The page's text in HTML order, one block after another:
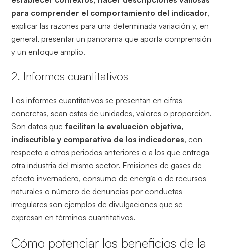
para comprender el comportamiento del indicador,
explicar las razones para una determinada variación y, en
general, presentar un panorama que aporta comprensión
y un enfoque amplio.
2. Informes cuantitativos
Los informes cuantitativos se presentan en cifras
concretas, sean estas de unidades, valores o proporción.
Son datos quefacilitan la evaluación objetiva,
indiscutible y comparativa de los indicadores, con
respecto a otros periodos anteriores o a los que entrega
otra industria del mismo sector. Emisiones de gases de
efecto invernadero, consumo de energía o de recursos
naturales o número de denuncias por conductas
irregulares son ejemplos de divulgaciones que se
expresan en términos cuantitativos.
Cómo potenciar los beneficios de la